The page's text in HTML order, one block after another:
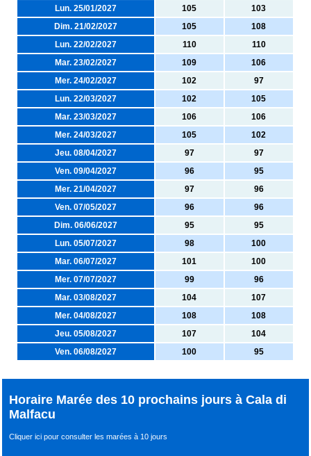
Lun. 25/01/2027
105
103
Dim. 21/02/2027
105
108
Lun. 22/02/2027
110
110
Mar. 23/02/2027
109
106
Mer. 24/02/2027
102
97
Lun. 22/03/2027
102
105
Mar. 23/03/2027
106
106
Mer. 24/03/2027
105
102
Jeu. 08/04/2027
97
97
Ven. 09/04/2027
96
95
Mer. 21/04/2027
97
96
Ven. 07/05/2027
96
96
Dim. 06/06/2027
95
95
Lun. 05/07/2027
98
100
Mar. 06/07/2027
101
100
Mer. 07/07/2027
99
96
Mar. 03/08/2027
104
107
Mer. 04/08/2027
108
108
Jeu. 05/08/2027
107
104
Ven. 06/08/2027
100 95
Horaire Marée des 10 prochains jours à Cala di
Malfacu
Cliquer ici pour consulter les marées à 10 jours